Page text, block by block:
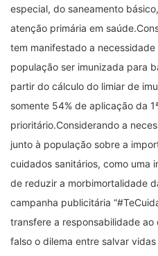
especial, do saneamento
atenção primária em
tem manifestado a
população ser imunizada para
partir do cálculo do limiar de
somente 54% de aplicação da
prioritário.Considerando a
junto à população sobre a
cuidados sanitários, como uma
de reduzir a morbimortalidade
campanha publicitária
transfere a responsabilidade
falso o dilema entre salvar